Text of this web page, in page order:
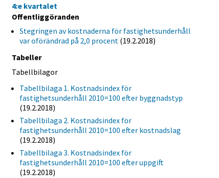
4:e kvartalet
Offentliggöranden
Stegringen av kostnaderna för fastighetsunderhåll
var oförändrad på 2,0 procent (19.2.2018)
Tabeller
Tabellbilagor
Tabellbilaga 1. Kostnadsindex för
fastighetsunderhåll 2010=100 efter byggnadstyp
(19.2.2018)
Tabellbilaga 2. Kostnadsindex för
fastighetsunderhåll 2010=100 efter kostnadslag
(19.2.2018)
Tabellbilaga 3. Kostnadsindex för
fastighetsunderhåll 2010=100 efter uppgift
(19.2.2018)